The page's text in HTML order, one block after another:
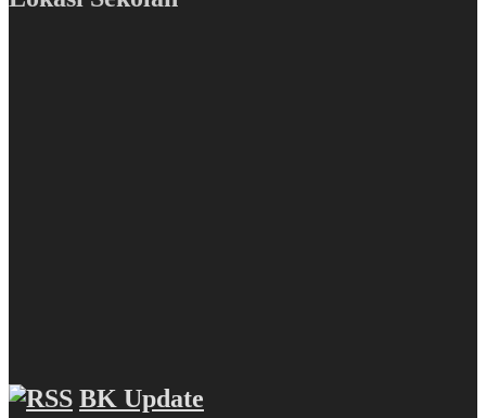
BK Update